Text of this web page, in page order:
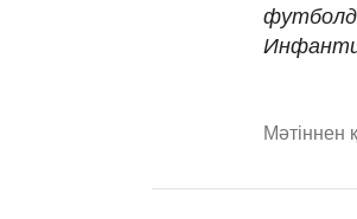
Мәтіннен